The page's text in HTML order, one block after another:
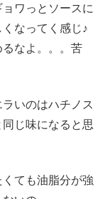
ワっとソースに
なってく感じ♪
るなよ。。。苦
いのはハチノス
じ味になると思
ても油脂分が強